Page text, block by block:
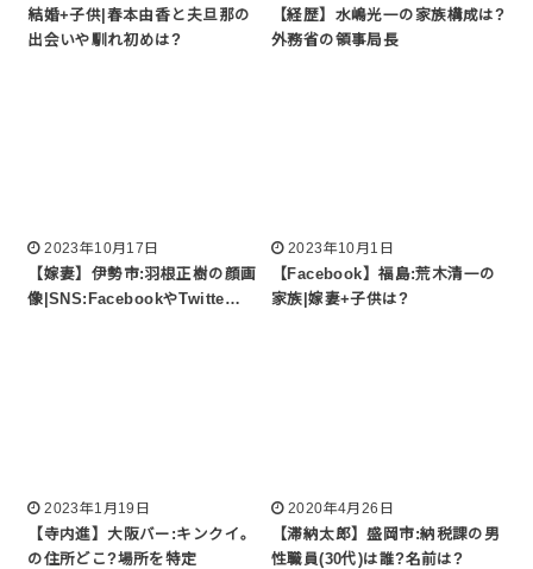
結婚+子供|春本由香と夫旦那の
出会いや馴れ初めは?
【経歴】水嶋光一の家族構成は?
外務省の領事局長
2023年10月17日
【嫁妻】伊勢市:羽根正樹の顔画
像|SNS:FacebookやTwitte…
2023年10月1日
【Facebook】福島:荒木清一の
家族|嫁妻+子供は?
2023年1月19日
【寺内進】大阪バー:キンクイ。
の住所どこ?場所を特定
2020年4月26日
【滞納太郎】盛岡市:納税課の男
性職員(30代)は誰?名前は?